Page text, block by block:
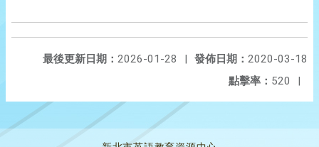
發佈日期： 2020-03-18
最後更新日期： 2026-01-28
|
點擊率： 520 |